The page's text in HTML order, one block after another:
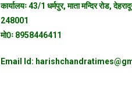
कार्यालयः 43/1 धर्मपुर, माता मन्दिर रोड,
248001
मो0ः 8958446411
Email Id: